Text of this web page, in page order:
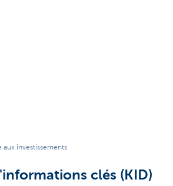
investissements
clés (KID)